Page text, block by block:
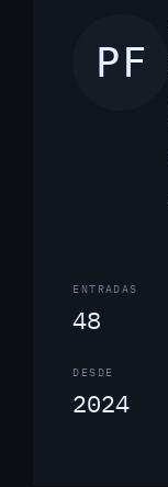
ENTRADAS
48
DESDE
2024